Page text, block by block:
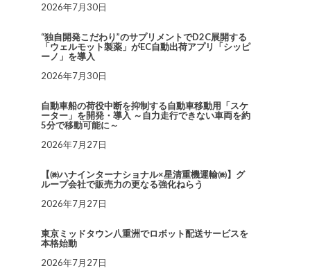
2026年7月30日
“独自開発こだわり”のサプリメントでD2C展開する
「ウェルモット製薬」がEC自動出荷アプリ「シッピ
ーノ」を導入
2026年7月30日
自動車船の荷役中断を抑制する自動車移動用「スケ
ーター」を開発・導入 ～自力走行できない車両を約
5分で移動可能に～
2026年7月27日
【㈱ハナインターナショナル×星清重機運輸㈱】グ
ループ会社で販売力の更なる強化ねらう
2026年7月27日
東京ミッドタウン八重洲でロボット配送サービスを
本格始動
2026年7月27日